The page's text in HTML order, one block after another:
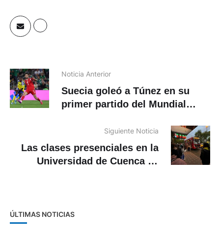
Noticia Anterior
Suecia goleó a Túnez en su
primer partido del Mundial
Siguiente Noticia
Las clases presenciales en la
Universidad de Cuenca se
ÚLTIMAS NOTICIAS